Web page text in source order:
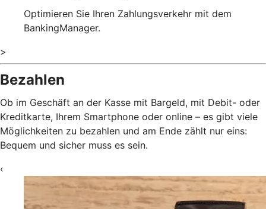
Optimieren Sie Ihren Zahlungsverkehr mit dem
BankingManager.
>
Bezahlen
Ob im Geschäft an der Kasse mit Bargeld, mit Debit- oder
Kreditkarte, Ihrem Smartphone oder online – es gibt viele
Möglichkeiten zu bezahlen und am Ende zählt nur eins:
Bequem und sicher muss es sein.
‹